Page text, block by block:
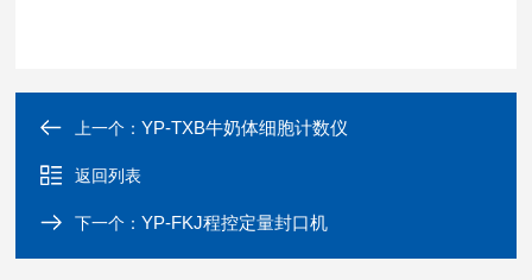
上一个：YP-TXB牛奶体细胞计数仪
返回列表
下一个：YP-FKJ程控定量封口机